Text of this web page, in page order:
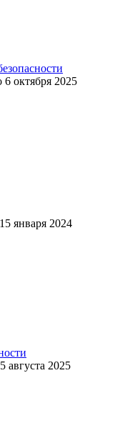
6 октября 2025
15 января 2024
августа 2025